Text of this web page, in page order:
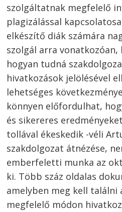
szolgáltatnak megfelelő
plagizálással
elkészítő diák számára
szolgál arra
hogyan tudná
hivatkozások jelölésével
lehetséges
könnyen előfordulhat,
és sikereres
tollával ékeskedik -véli
szakdolgozat átnézése,
emberfeletti munka az
ki. Több száz oldalas
amelyben meg kell találni
megfelelő módon